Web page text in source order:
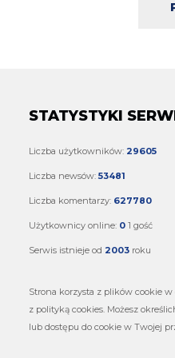
STATYSTYKI
Liczba użytkowników: 29605
Liczba newsów: 53481
Liczba komentarzy: 627780
Użytkownicy online: 0 1 gość
Serwis istnieje od 2003 roku
Strona korzysta z plików cookie
z polityką cookies. Możesz
lub dostępu do cookie w Twojej